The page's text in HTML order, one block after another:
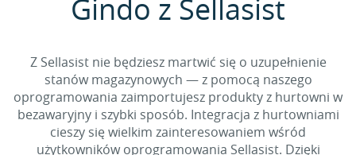
Gindo z Sellasist
Z Sellasist nie będziesz martwić się o uzupełnienie
stanów magazynowych — z pomocą naszego
oprogramowania zaimportujesz produkty z hurtowni w
bezawaryjny i szybki sposób. Integracja z hurtowniami
cieszy się wielkim zainteresowaniem wśród
użytkowników oprogramowania Sellasist. Dzięki